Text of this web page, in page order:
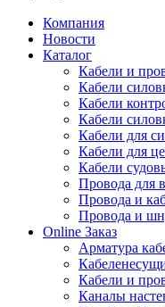
Компания
Новости
Каталог
Кабели и
Кабели
Кабели
Кабели
Кабели для
Кабели для
Кабели
Провода для
Провода и
Провода и
Online Заказ
Арматура
Кабели и
Каналы